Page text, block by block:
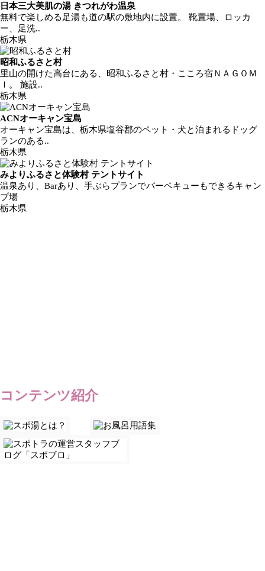
日本三大美肌の湯 きつれがわ温泉
無料で楽しめる足湯も道の駅の敷地内に設置。 靴置場、ロッカ
ー、足洗..
栃木県
昭和ふるさと村
里山の開けた高台にある、昭和ふるさと村・こころ宿ＮＡＧＯＭ
Ｉ。 施設..
栃木県
ACNオーキャン宝島
オーキャン宝島は、栃木県塩谷郡のペット・犬と泊まれるドッグ
ランのある..
栃木県
みよりふるさと体験村 テントサイト
温泉あり、Barあり、手ぶらプランでバーベキューもできるキャン
プ場
栃木県
コンテンツ紹介